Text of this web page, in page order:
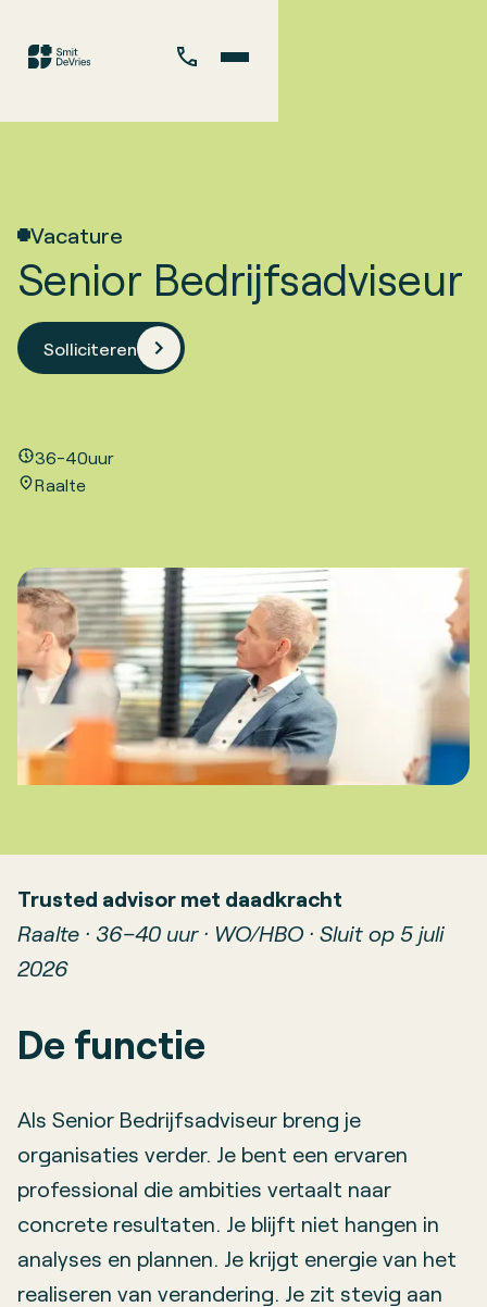
Vacature
Senior Bedrijfsadviseur
Solliciteren
36-40uur
Raalte
Trusted advisor met daadkracht
Raalte · 36–40 uur · WO/HBO · Sluit op 5 juli
2026
De functie
Als Senior Bedrijfsadviseur breng je
organisaties verder. Je bent een ervaren
professional die ambities vertaalt naar
concrete resultaten. Je blijft niet hangen in
analyses en plannen. Je krijgt energie van het
realiseren van verandering. Je zit stevig aan